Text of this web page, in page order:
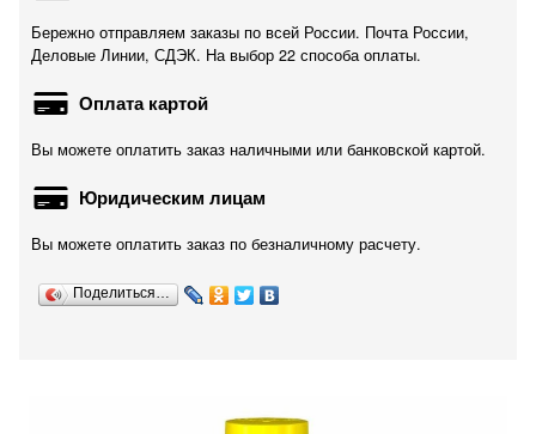
Бережно отправляем заказы по всей России. Почта России,
Деловые Линии, СДЭК. На выбор 22 способа оплаты.
Оплата картой
Вы можете оплатить заказ наличными или банковской картой.
Юридическим лицам
Вы можете оплатить заказ по безналичному расчету.
Поделиться…